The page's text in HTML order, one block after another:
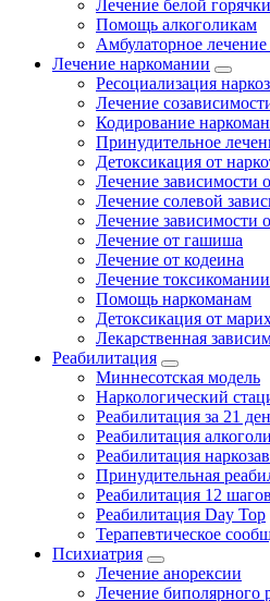
Лечение белой горячки
Помощь алкоголикам
Амбулаторное лечение
Лечение наркомании
Ресоциализация
Лечение
Кодирование
Принудительное
Детоксикация от
Лечение зависимости
Лечение солевой
Лечение зависимости
Лечение от гашиша
Лечение от кодеина
Лечение токсикомании
Помощь наркоманам
Детоксикация от
Лекарственная
Реабилитация
Миннесотская модель
Наркологический
Реабилитация за 21
Реабилитация
Реабилитация
Принудительная
Реабилитация 12 шагов
Реабилитация Day Top
Терапевтическое
Психиатрия
Лечение анорексии
Лечение биполярного